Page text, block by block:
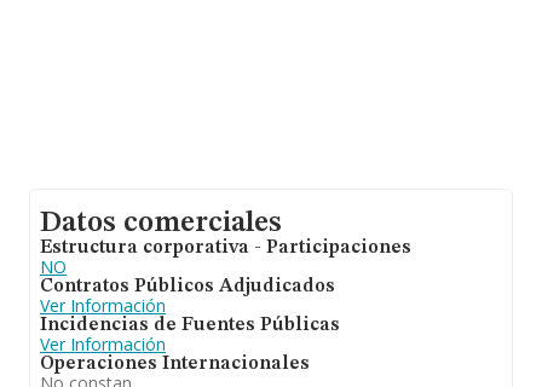
Datos comerciales
Estructura corporativa - Participaciones
NO
Contratos Públicos Adjudicados
Ver Información
Incidencias de Fuentes Públicas
Ver Información
Operaciones Internacionales